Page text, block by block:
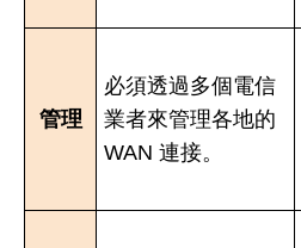
管理
必須透過多個電信
業者來管理各地的
WAN 連接。​​​​​​​